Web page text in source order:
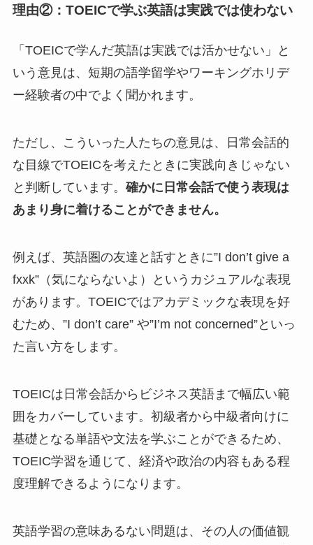
理由②：TOEICで学ぶ英語は実践では使わない
「TOEICで学んだ英語は実践では活かせない」と
いう意見は、短期の語学留学やワーキングホリデ
ー経験者の中でよく聞かれます。
ただし、こういった人たちの意見は、日常会話的
な目線でTOEICを考えたときに実践向きじゃない
と判断しています。 確かに日常会話で使う表現は
あまり身に着けることができません。
例えば、英語圏の友達と話すときに”I don’t give a
fxxk”（気にならないよ）というカジュアルな表現
があります。TOEICではアカデミックな表現を好
むため、”I don’t care” や”I’m not concerned”といっ
た言い方をします。
TOEICは日常会話からビジネス英語まで幅広い範
囲をカバーしています。初級者から中級者向けに
基礎となる単語や文法を学ぶことができるため、
TOEIC学習を通じて、経済や政治の内容もある程
度理解できるようになります。
英語学習の意味あるない問題は、その人の価値観